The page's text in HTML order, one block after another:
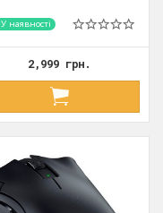
У наявності
2,999 грн.